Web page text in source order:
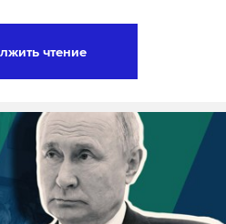
Надеждин полагается на
о создании новой
в сентябре
в Депутатской
представителей
самостоятельно
—
директор по
Арина Фауль.
чтение